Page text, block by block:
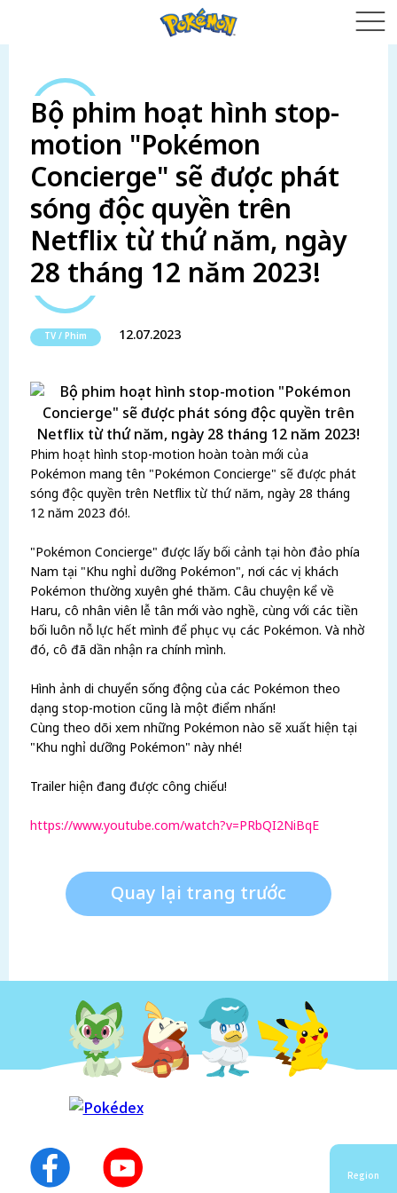
Bộ phim hoạt hình stop-
motion "Pokémon
Concierge" sẽ được phát
sóng độc quyền trên
Netflix từ thứ năm, ngày
28 tháng 12 năm 2023!
TV / Phim 12.07.2023
Phim hoạt hình stop-motion hoàn toàn mới của
Pokémon mang tên "Pokémon Concierge" sẽđược phát
sóng độc quyền trên Netflix từthứnăm, ngày 28 tháng
12 năm 2023 đó!.
"Pokémon Concierge" được lấy bối cảnh tại hòn đảo phía
Nam tại "Khu nghỉdưỡng Pokémon", nơi các vị khách
Pokémon thường xuyên ghé thăm. Câu chuyện kểvề
Haru, cô nhân viên lễtân mới vào nghề, cùng với các tiền
bối luôn nỗlực hết mình đểphục vụ các Pokémon. Và nhờ
đó, cô đã dần nhận ra chính mình.
Hìnhảnh di chuyển sống động của các Pokémon theo
dạng stop-motion cũng là một điểm nhấn!
Cùng theo dõi xem những Pokémon nào sẽxuất hiện tại
"Khu nghỉdưỡng Pokémon" này nhé!
Trailer hiện đang được công chiếu!
https://www.youtube.com/watch?v=PRbQI2NiBqE
Quay lại trang trước
Region